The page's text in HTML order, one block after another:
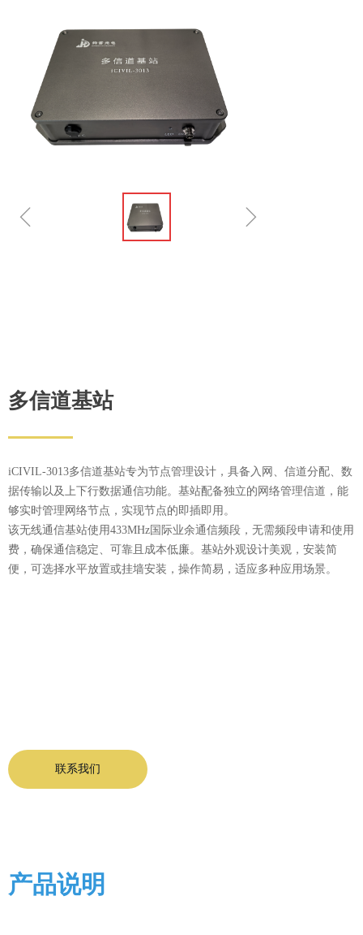
产品说明
产品详细
ꁆ ꁇ
多信道基站
iCIVIL-3013多信道基站专为节点管理设计，具备入网、信道分配、数
据传输以及上下行数据通信功能。基站配备独立的网络管理信道，能
够实时管理网络节点，实现节点的即插即用。
该无线通信基站使用433MHz国际业余通信频段，无需频段申请和使用
费，确保通信稳定、可靠且成本低廉。基站外观设计美观，安装简
便，可选择水平放置或挂墙安装，操作简易，适应多种应用场景。
联系我们